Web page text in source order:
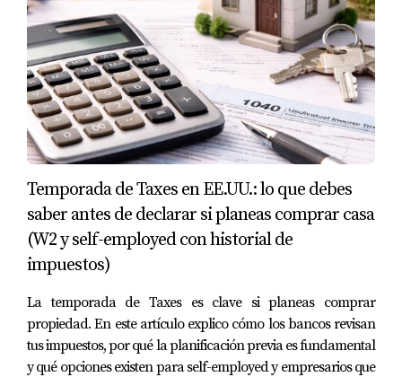
Temporada de Taxes en EE.UU.: lo que debes
saber antes de declarar si planeas comprar casa
(W2 y self-employed con historial de
impuestos)
La temporada de Taxes es clave si planeas comprar
propiedad. En este artículo explico cómo los bancos revisan
tus impuestos, por qué la planificación previa es fundamental
y qué opciones existen para self-employed y empresarios que